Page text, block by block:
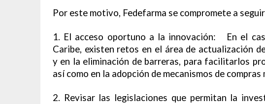
Por este motivo, Fedefarma se compromete a
1. El acceso oportuno a la innovación: En el
Caribe, existen retos en el área de actualización
y en la eliminación de barreras, para facilitarlos
así como en la adopción de mecanismos de compras
2. Revisar las legislaciones que permitan la